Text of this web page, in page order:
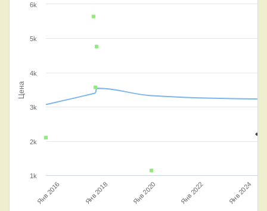
Цена
Янв 2016 Янв 2018 Янв 2020 Янв 2022 Янв 2024
1k
2k
3k
4k
5k
6k